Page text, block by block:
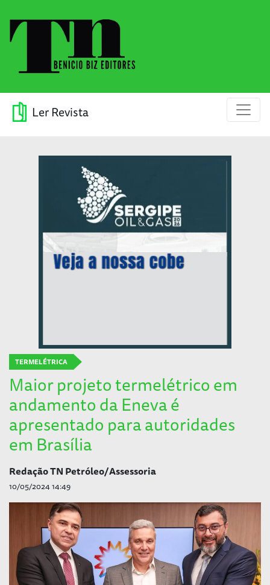
Ler Revista
TERMELÉTRICA
Maior projeto termelétrico em
andamento da Eneva é
apresentado para autoridades
em Brasília
Redação TN Petróleo/Assessoria
10/05/2024 14:49